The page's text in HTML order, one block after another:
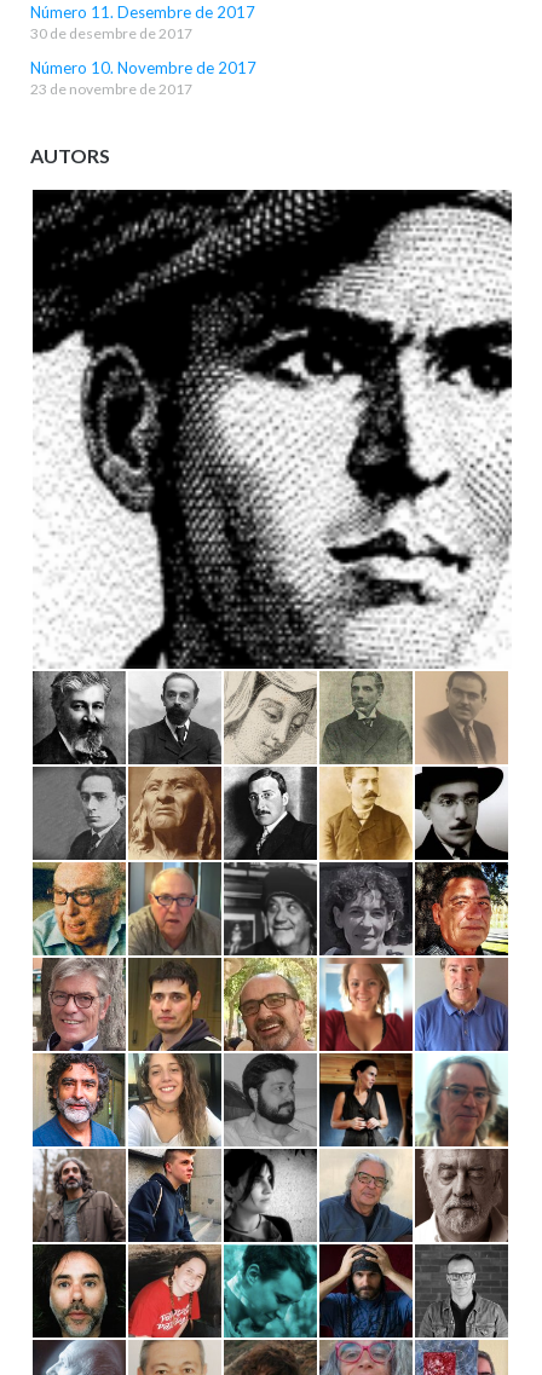
Número 11. Desembre de 2017
30 de desembre de 2017
Número 10. Novembre de 2017
23 de novembre de 2017
AUTORS